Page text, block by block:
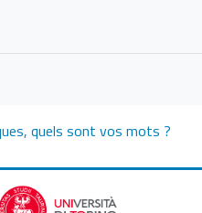
quels sont vos mots ?